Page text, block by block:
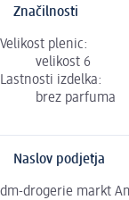
Značilnosti
Velikost plenic:
velikost 6
Lastnosti izdelka:
brez parfuma
Naslov podjetja
dm-drogerie markt